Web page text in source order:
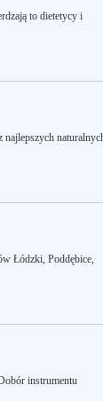
to dietetycy i
najlepszych
Łódzki, Poddębice,
instrumentu